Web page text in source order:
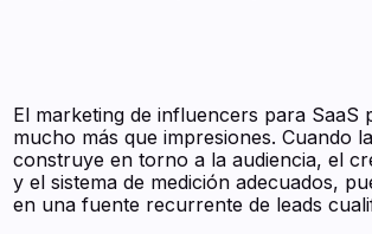
El marketing de influencers para SaaS
mucho más que impresiones. Cuando
construye en torno a la audiencia, el
y el sistema de medición adecuados,
en una fuente recurrente de leads